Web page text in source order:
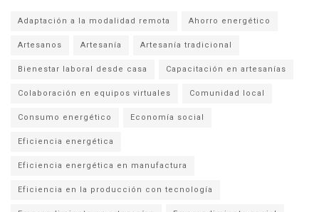
Adaptación a la modalidad remota Ahorro energético
Artesanos Artesanía Artesanía tradicional
Bienestar laboral desde casa Capacitación en artesanías
Colaboración en equipos virtuales Comunidad local
Consumo energético Economía social
Eficiencia energética
Eficiencia energética en manufactura
Eficiencia en la producción con tecnología